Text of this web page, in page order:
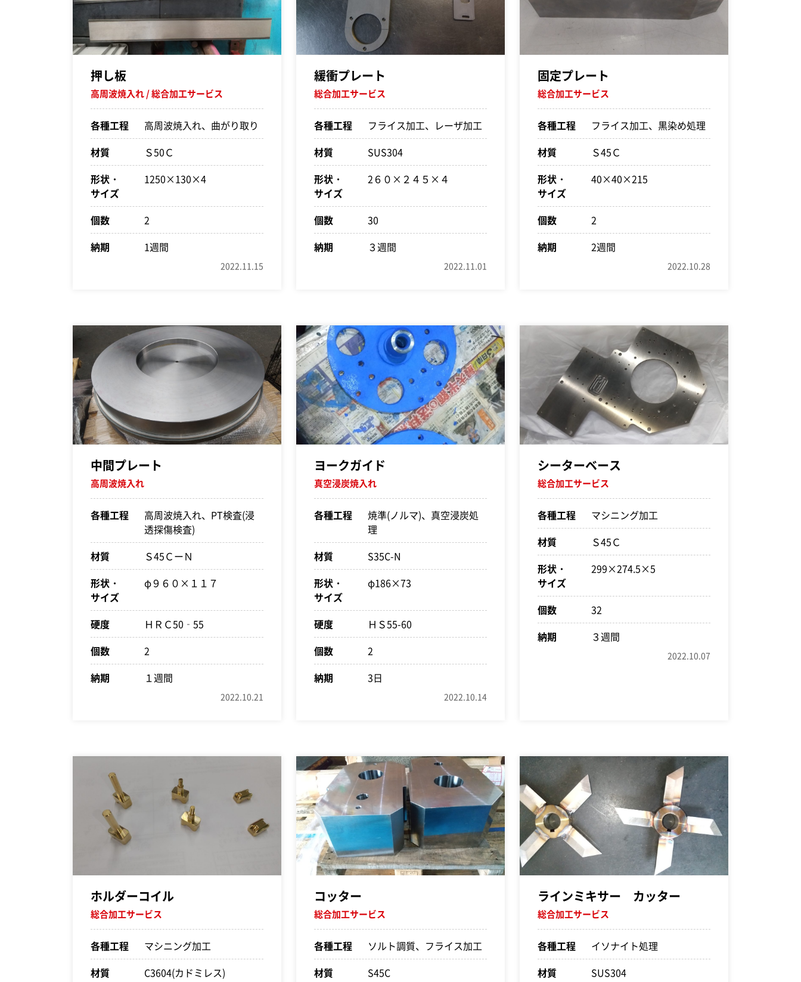
押し板
高周波焼入れ 総合加工サービス
各種工程
高周波焼入れ、曲がり取り
材質
Ｓ50Ｃ
形状・
サイズ
1250×130×4
個数
2
納期
1週間
2022.11.15
緩衝プレート
総合加工サービス
各種工程
フライス加工、レーザ加工
材質
SUS304
形状・
サイズ
2６０×２４５×４
個数
30
納期
３週間
2022.11.01
固定プレート
総合加工サービス
各種工程
フライス加工、黒染め処理
材質
Ｓ45Ｃ
形状・
サイズ
40×40×215
個数
2
納期
2週間
2022.10.28
中間プレート
高周波焼入れ
各種工程
高周波焼入れ、PT検査(浸
透探傷検査)
材質
Ｓ45ＣーＮ
形状・
サイズ
φ９６０×１１７
硬度
ＨＲＣ50‐55
個数
2
納期
１週間
2022.10.21
ヨークガイド
真空浸炭焼入れ
各種工程
焼準(ノルマ)、真空浸炭処
理
材質
S35C-N
形状・
サイズ
φ186×73
硬度
ＨＳ55-60
個数
2
納期
3日
2022.10.14
シーターベース
総合加工サービス
各種工程
マシニング加工
材質
Ｓ45Ｃ
形状・
サイズ
299×274.5×5
個数
32
納期
３週間
2022.10.07
ホルダーコイル
総合加工サービス
各種工程
マシニング加工
材質
C3604(カドミレス)
コッター
総合加工サービス
各種工程
ソルト調質、フライス加工
材質
S45C
ラインミキサー カッター
総合加工サービス
各種工程
イソナイト処理
材質
SUS304